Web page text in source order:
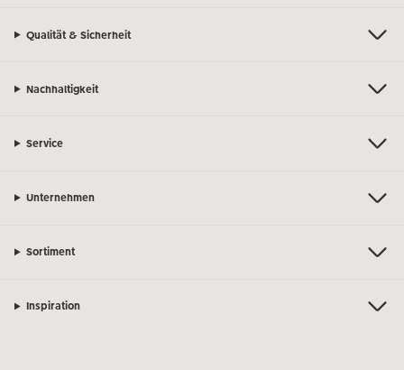
Qualität & Sicherheit
Nachhaltigkeit
Service
Unternehmen
Sortiment
Inspiration